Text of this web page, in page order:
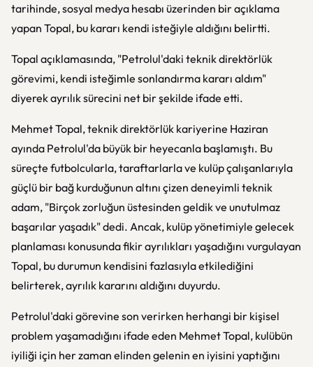
tarihinde, sosyal medya hesabı üzerinden bir açıklama
yapan Topal, bu kararı kendi isteğiyle aldığını belirtti.
Topal açıklamasında, "Petrolul'daki teknik direktörlük
görevimi, kendi isteğimle sonlandırma kararı aldım"
diyerek ayrılık sürecini net bir şekilde ifade etti.
Mehmet Topal, teknik direktörlük kariyerine Haziran
ayında Petrolul'da büyük bir heyecanla başlamıştı. Bu
süreçte futbolcularla, taraftarlarla ve kulüp çalışanlarıyla
güçlü bir bağ kurduğunun altını çizen deneyimli teknik
adam, "Birçok zorluğun üstesinden geldik ve unutulmaz
başarılar yaşadık" dedi. Ancak, kulüp yönetimiyle gelecek
planlaması konusunda fikir ayrılıkları yaşadığını vurgulayan
Topal, bu durumun kendisini fazlasıyla etkilediğini
belirterek, ayrılık kararını aldığını duyurdu.
Petrolul'daki görevine son verirken herhangi bir kişisel
problem yaşamadığını ifade eden Mehmet Topal, kulübün
iyiliği için her zaman elinden gelenin en iyisini yaptığını